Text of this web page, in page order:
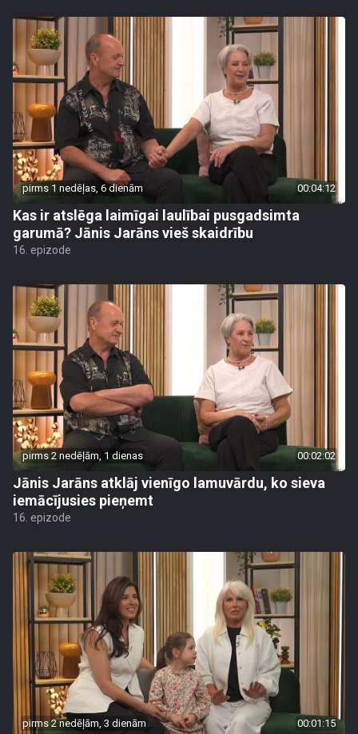
pirms 1 nedēļas, 6 dienām 00:04:12
Kas ir atslēga laimīgai laulībai pusgadsimta
garumā? Jānis Jarāns vieš skaidrību
16. epizode
pirms 2 nedēļām, 1 dienas 00:02:02
Jānis Jarāns atklāj vienīgo lamuvārdu, ko sieva
iemācījusies pieņemt
16. epizode
pirms 2 nedēļām, 3 dienām 00:01:15